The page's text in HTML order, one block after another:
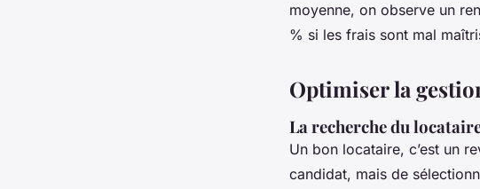
moyenne, on observe un
% si les frais sont mal
Optimiser la
La recherche du
Un bon locataire, c’est un
candidat, mais de